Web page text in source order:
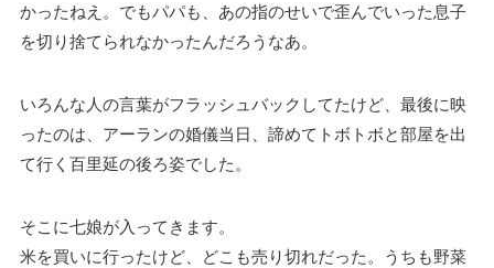
かったねえ。でもパパも、あの指のせいで歪んでいった息子
を切り捨てられなかったんだろうなあ。
いろんな人の言葉がフラッシュバックしてたけど、最後に映
ったのは、アーランの婚儀当日、諦めてトボトボと部屋を出
て行く百里延の後ろ姿でした。
そこに七娘が入ってきます。
米を買いに行ったけど、どこも売り切れだった。うちも野菜